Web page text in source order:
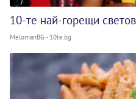
10-те най-горещи
MelomanBG - 10te.bg